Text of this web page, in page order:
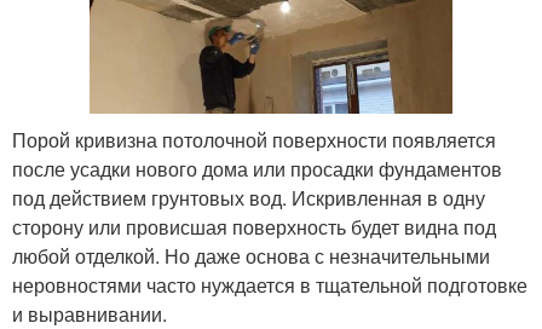
Порой кривизна потолочной поверхности появляется
после усадки нового дома или просадки фундаментов
под действием грунтовых вод. Искривленная в одну
сторону или провисшая поверхность будет видна под
любой отделкой. Но даже основа с незначительными
неровностями часто нуждается в тщательной подготовке
и выравнивании.